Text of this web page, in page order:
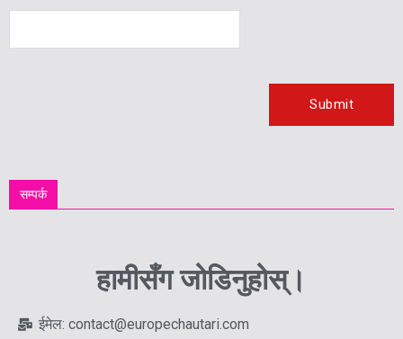
सम्पर्क
हामीसँग जोडिनुहोस्।
ईमेल: contact@europechautari.com